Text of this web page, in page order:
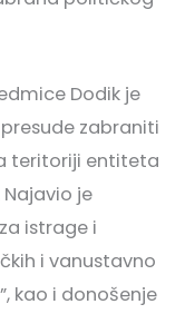
Dodik je
zabraniti
teritoriji entiteta
Najavio je
istrage i
i vanustavno
kao i donošenje